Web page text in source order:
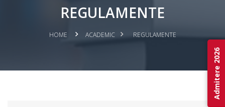
REGULAMENTE
HOME ACADEMIC REGULAMENTE
Admitere 2026